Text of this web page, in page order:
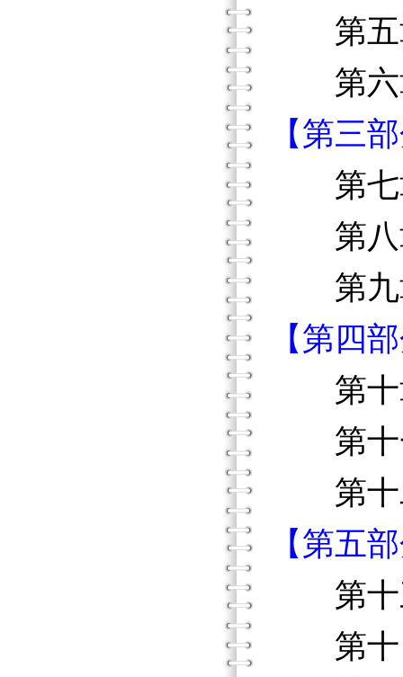
第五
第六
【第三
第七
第八
第九
【第四
第十
第十
第十
【第五
第十
第十